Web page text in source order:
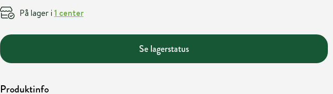
På lager i 1 center
Se lagerstatus
Produktinfo